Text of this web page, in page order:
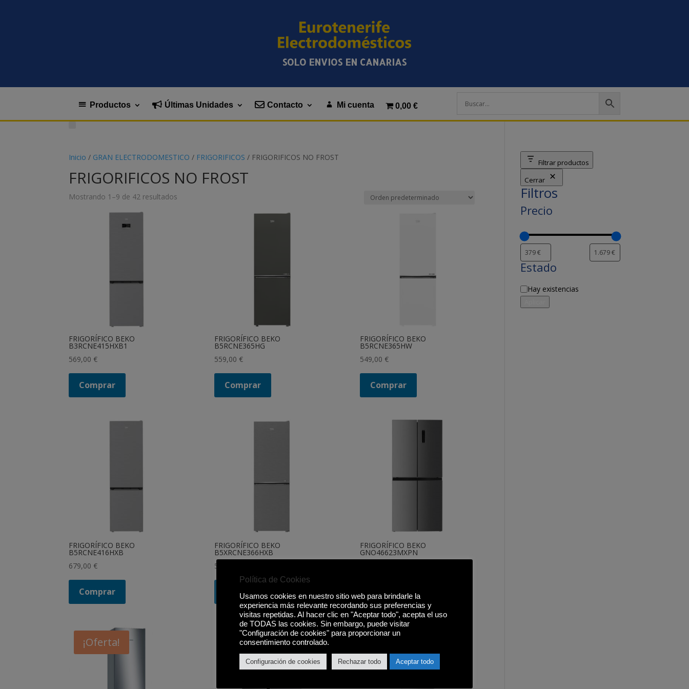
SOLO ENVIOS EN CANARIAS
Productos Últimas Unidades Contacto Mi cuenta 0,00 €
Inicio / GRAN ELECTRODOMESTICO / FRIGORIFICOS / FRIGORIFICOS NO FROST
FRIGORIFICOS NO FROST
Mostrando 1–9 de 42 resultados
FRIGORÍFICO BEKO
B3RCNE415HXB1
569,00 €
Comprar
FRIGORÍFICO BEKO
B5RCNE365HG
559,00 €
Comprar
FRIGORÍFICO BEKO
B5RCNE365HW
549,00 €
Comprar
FRIGORÍFICO BEKO
B5RCNE416HXB
679,00 €
Comprar
FRIGORÍFICO BEKO
B5XRCNE366HXB
509,00
Comprar
FRIGORÍFICO BEKO
GNO46623MXPN
Comprar
¡Oferta!
Filtrar productos
Cerrar
Filtros
Precio
Estado
Disponibilidad
Hay existencias
Política de Cookies
Usamos cookies en nuestro sitio web para brindarle la
experiencia más relevante recordando sus preferencias y
visitas repetidas. Al hacer clic en "Aceptar todo", acepta el uso
de TODAS las cookies. Sin embargo, puede visitar
"Configuración de cookies" para proporcionar un
consentimiento controlado.
Configuración de cookies Rechazar todo Aceptar todo